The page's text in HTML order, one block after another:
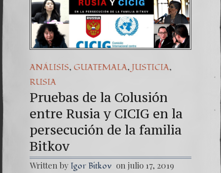
El Día de la
Una señal de
7. NUESTRA
ANÁLISIS, GUATEMALA, JUSTICIA,
RUSIA
Pruebas de la Colusión
entre Rusia y CICIG en la
persecución de la familia
Bitkov
Written by Igor Bitkov on julio 17, 2019